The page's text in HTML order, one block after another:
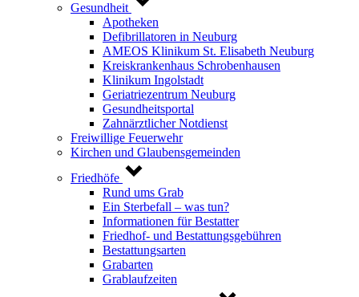
Gesundheit
Apotheken
Defibrillatoren in Neuburg
AMEOS Klinikum St. Elisabeth Neuburg
Kreiskrankenhaus Schrobenhausen
Klinikum Ingolstadt
Geriatriezentrum Neuburg
Gesundheitsportal
Zahnärztlicher Notdienst
Freiwillige Feuerwehr
Kirchen und Glaubensgemeinden
Friedhöfe
Rund ums Grab
Ein Sterbefall – was tun?
Informationen für Bestatter
Friedhof- und Bestattungsgebühren
Bestattungsarten
Grabarten
Grablaufzeiten